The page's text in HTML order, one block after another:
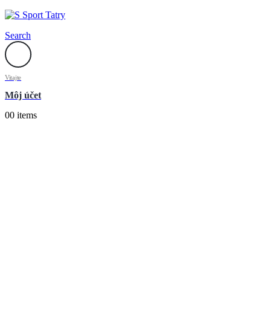
Search
Vitajte
Môj účet
00 items